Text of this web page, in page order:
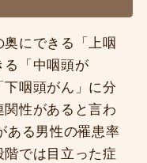
にできる「上咽
る「中咽頭が
咽頭がん」に分
性があると言わ
ある男性の罹患率
では目立った症